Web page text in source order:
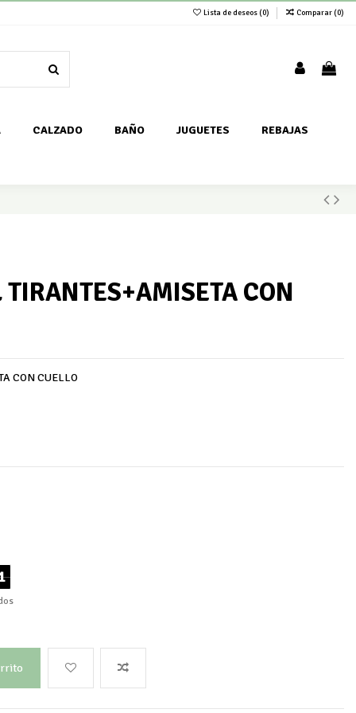
Lista de deseos (0) Comparar (0)
CALZADO BAÑO JUGUETES REBAJAS
TIRANTES+AMISETA CON
CON CUELLO